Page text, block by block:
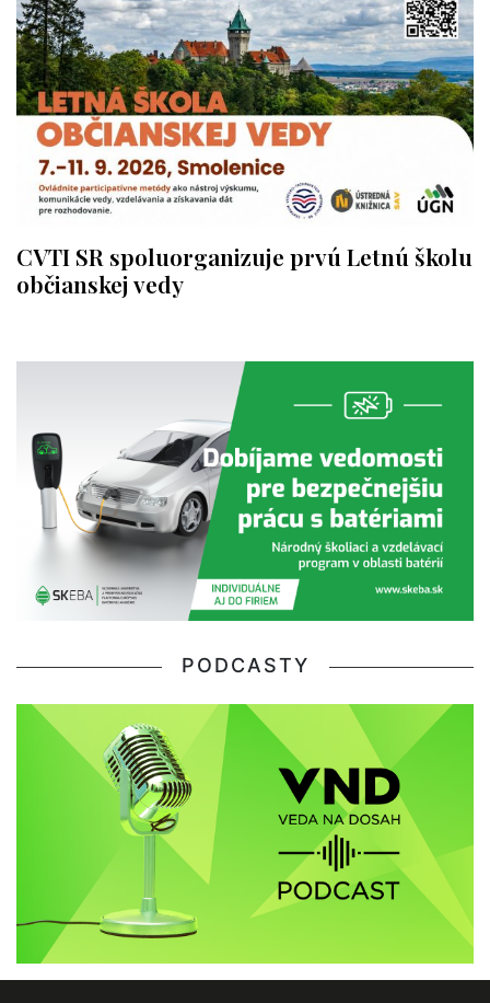
CVTI SR spoluorganizuje prvú Letnú školu
občianskej vedy
PODCASTY